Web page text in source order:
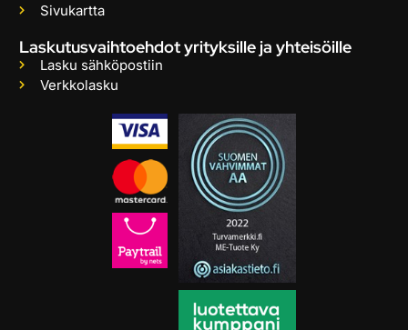
Sivukartta
Laskutusvaihtoehdot yrityksille ja yhteisöille
Lasku sähköpostiin
Verkkolasku